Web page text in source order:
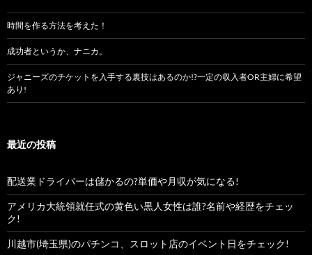
時間を作る方法を考えた！
成功者というか、ナニカ。
ジャニーズのチケットを入手する裏技はあるのか!?一定の収入者OR主婦に希望
あり!
最近の投稿
配送業ドライバーは儲かるの?単価や月収が気になる!
アメリカ大統領就任式の黄色い黒人女性は誰?名前や経歴をチェッ
ク!
川越市(埼玉県)のパチンコ、スロット店のイベント日をチェック!